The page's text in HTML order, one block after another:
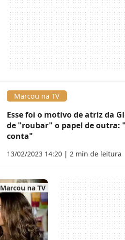
Marcou na TV
Esse foi o motivo de atriz da
de "roubar" o papel de outra:
conta"
13/02/2023 14:20 | 2 min de leitura
Marcou na TV